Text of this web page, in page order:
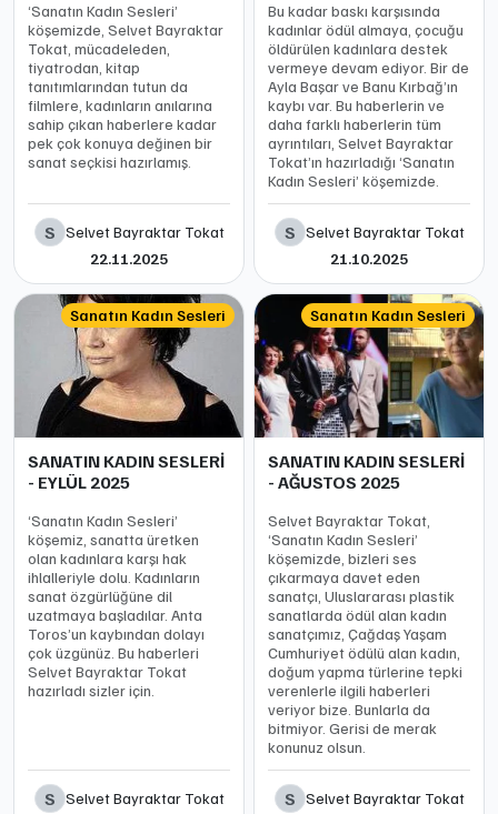
‘Sanatın Kadın Sesleri’
köşemizde, Selvet Bayraktar
Tokat, mücadeleden,
tiyatrodan, kitap
tanıtımlarından tutun da
filmlere, kadınların anılarına
sahip çıkan haberlere kadar
pek çok konuya değinen bir
sanat seçkisi hazırlamış.
S Selvet Bayraktar Tokat
22.11.2025
Bu kadar baskı karşısında
kadınlar ödül almaya, çocuğu
öldürülen kadınlara destek
vermeye devam ediyor. Bir de
Ayla Başar ve Banu Kırbağ’ın
kaybı var. Bu haberlerin ve
daha farklı haberlerin tüm
ayrıntıları, Selvet Bayraktar
Tokat’ın hazırladığı ‘Sanatın
Kadın Sesleri’ köşemizde.
S Selvet Bayraktar Tokat
21.10.2025
Sanatın Kadın Sesleri
SANATIN KADIN SESLERİ
- EYLÜL 2025
‘Sanatın Kadın Sesleri’
köşemiz, sanatta üretken
olan kadınlara karşı hak
ihlalleriyle dolu. Kadınların
sanat özgürlüğüne dil
uzatmaya başladılar. Anta
Toros’un kaybından dolayı
çok üzgünüz. Bu haberleri
Selvet Bayraktar Tokat
hazırladı sizler için.
S Selvet Bayraktar Tokat
Sanatın Kadın Sesleri
SANATIN KADIN SESLERİ
- AĞUSTOS 2025
Selvet Bayraktar Tokat,
‘Sanatın Kadın Sesleri’
köşemizde, bizleri ses
çıkarmaya davet eden
sanatçı, Uluslararası plastik
sanatlarda ödül alan kadın
sanatçımız, Çağdaş Yaşam
Cumhuriyet ödülü alan kadın,
doğum yapma türlerine tepki
verenlerle ilgili haberleri
veriyor bize. Bunlarla da
bitmiyor. Gerisi de merak
konunuz olsun.
S Selvet Bayraktar Tokat